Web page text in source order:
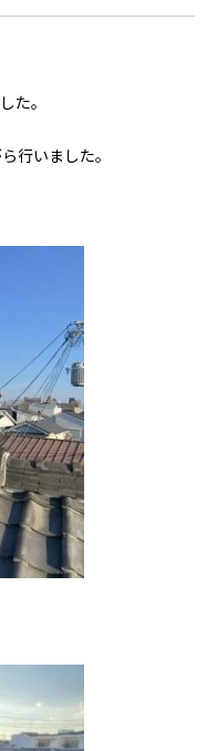
た。
行いました。